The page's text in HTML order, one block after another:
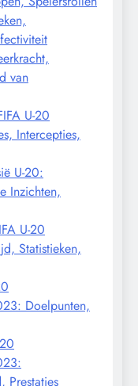
van
U-20
Intercepties,
U-20:
Inzichten,
U-20
Statistieken,
Doelpunten,
Prestaties